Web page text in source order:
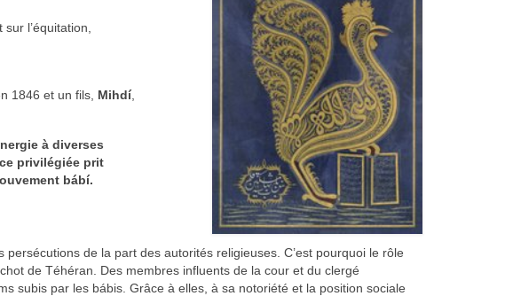
l’équitation,
1846 et un fils, Mihdí,
à diverses
privilégiée prit
bábí.
de la part des autorités religieuses. C’est pourquoi le rôle
de Téhéran. Des membres influents de la cour et du clergé
subis par les bábis. Grâce à elles, à sa notoriété et la position sociale